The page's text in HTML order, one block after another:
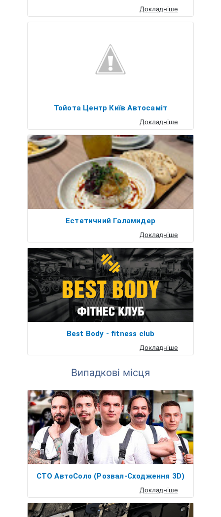
Докладніше
Тойота Центр Київ Автосаміт
Докладніше
Естетичний Галамидер
Докладніше
Best Body - fitness club
Докладніше
Випадкові місця
СТО АвтоСоло (Розвал-Сходження 3D)
Докладніше